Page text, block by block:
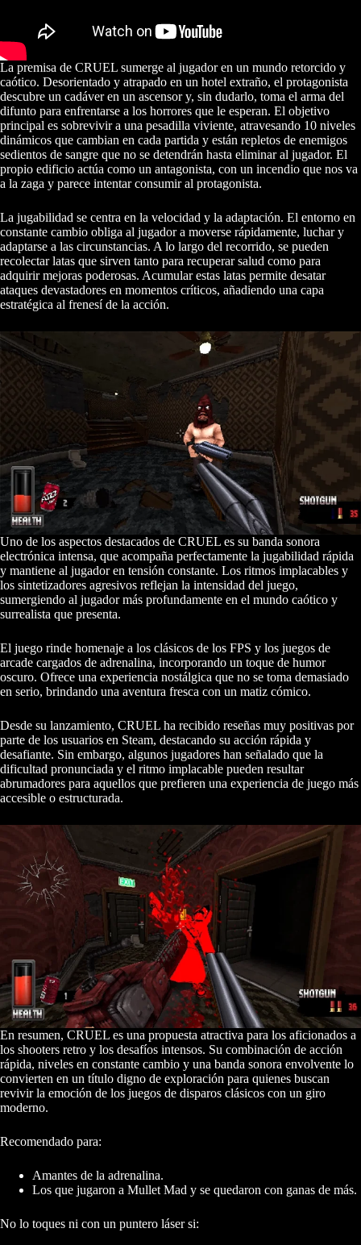
La premisa de CRUEL sumerge al jugador en un mundo retorcido y
caótico. Desorientado y atrapado en un hotel extraño, el protagonista
descubre un cadáver en un ascensor y, sin dudarlo, toma el arma del
difunto para enfrentarse a los horrores que le esperan. El objetivo
principal es sobrevivir a una pesadilla viviente, atravesando 10 niveles
dinámicos que cambian en cada partida y están repletos de enemigos
sedientos de sangre que no se detendrán hasta eliminar al jugador. El
propio edificio actúa como un antagonista, con un incendio que nos va
a la zaga y parece intentar consumir al protagonista.
La jugabilidad se centra en la velocidad y la adaptación. El entorno en
constante cambio obliga al jugador a moverse rápidamente, luchar y
adaptarse a las circunstancias. A lo largo del recorrido, se pueden
recolectar latas que sirven tanto para recuperar salud como para
adquirir mejoras poderosas. Acumular estas latas permite desatar
ataques devastadores en momentos críticos, añadiendo una capa
estratégica al frenesí de la acción.
Uno de los aspectos destacados de CRUEL es su banda sonora
electrónica intensa, que acompaña perfectamente la jugabilidad rápida
y mantiene al jugador en tensión constante. Los ritmos implacables y
los sintetizadores agresivos reflejan la intensidad del juego,
sumergiendo al jugador más profundamente en el mundo caótico y
surrealista que presenta.
El juego rinde homenaje a los clásicos de los FPS y los juegos de
arcade cargados de adrenalina, incorporando un toque de humor
oscuro. Ofrece una experiencia nostálgica que no se toma demasiado
en serio, brindando una aventura fresca con un matiz cómico.
Desde su lanzamiento, CRUEL ha recibido reseñas muy positivas por
parte de los usuarios en Steam, destacando su acción rápida y
desafiante. Sin embargo, algunos jugadores han señalado que la
dificultad pronunciada y el ritmo implacable pueden resultar
abrumadores para aquellos que prefieren una experiencia de juego más
accesible o estructurada.
En resumen, CRUEL es una propuesta atractiva para los aficionados a
los shooters retro y los desafíos intensos. Su combinación de acción
rápida, niveles en constante cambio y una banda sonora envolvente lo
convierten en un título digno de exploración para quienes buscan
revivir la emoción de los juegos de disparos clásicos con un giro
moderno.
Recomendado para:
Amantes de la adrenalina.
Los que jugaron a Mullet Mad y se quedaron con ganas de más.
No lo toques ni con un puntero láser si: